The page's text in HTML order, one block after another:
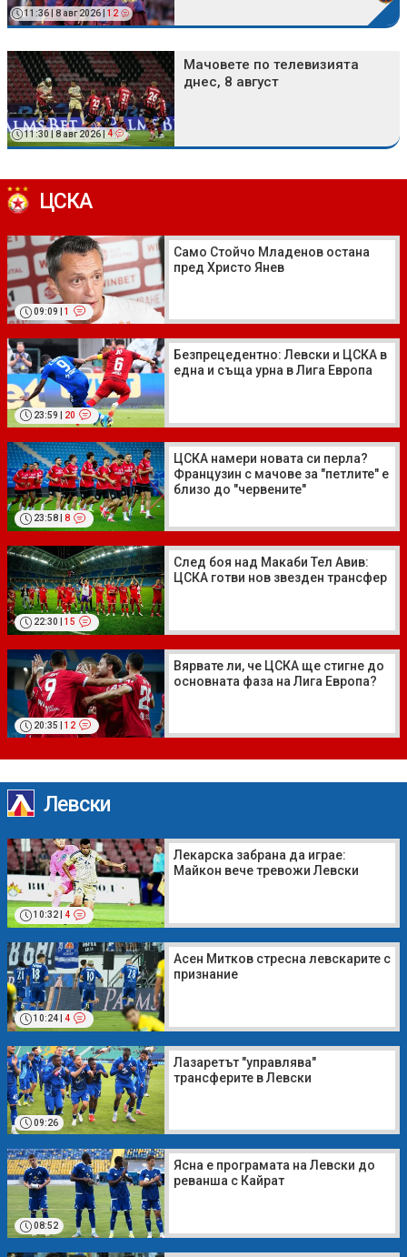
11:36 | 8 авг 2026 | 12
11:30 | 8 авг 2026 |4
Мачовете по телевизията
днес, 8 август
ЦСКА
09:09 1
Само Стойчо Младенов остана
пред Христо Янев
23:59 20
Безпрецедентно: Левски и ЦСКА в
една и съща урна в Лига Европа
23:58 8
ЦСКА намери новата си перла?
Французин с мачове за "петлите" е
близо до "червените"
22:30 15
След боя над Макаби Тел Авив:
ЦСКА готви нов звезден трансфер
20:35 12
Вярвате ли, че ЦСКА ще стигне до
основната фаза на Лига Европа?
Левски
10:32 4
Лекарска забрана да играе:
Майкон вече тревожи Левски
10:24 4
Асен Митков стресна левскарите с
признание
09:26
Лазаретът "управлява"
трансферите в Левски
08:52
Ясна е програмата на Левски до
реванша с Кайрат